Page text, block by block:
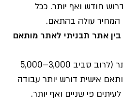
חודש ואף יותר. ככל
המחיר עולה בהתאם.
אתר תבניתי לאתר מותאם
אתר תבניתי זול יותר (לרוב סביב 3,000–5,000
אישית דורש יותר עבודה
פי שניים ואף יותר.